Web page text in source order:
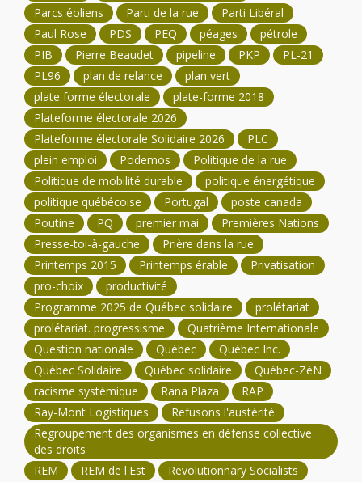
Parcs éoliens
Parti de la rue
Parti Libéral
Paul Rose
PDS PEQ péages
pétrole
PIB
Pierre Beaudet pipeline PKP
PL-21
PL96
plan de relance
plan vert
plate forme électorale
plate-forme 2018
Plateforme électorale 2026
Plateforme électorale Solidaire 2026
PLC
plein emploi
Podemos
Politique de la rue
Politique de mobilité durable
politique énergétique
politique québécoise
Portugal
poste canada
Poutine
PQ premier mai
Premières Nations
Presse-toi-à-gauche
Prière dans la rue
Printemps 2015
Printemps érable
Privatisation
pro-choix
productivité
Programme 2025 de Québec solidaire
prolétariat
prolétariat. progressisme
Quatrième Internationale
Question nationale
Québec
Québec Inc.
Québec Solidaire
Québec solidaire
Québec-ZéN
racisme systémique
Rana Plaza
RAP
Ray-Mont Logistiques
Refusons l'austérité
Regroupement des organismes en défense collective
des droits
REM
REM de l'Est
Revolutionnary Socialists